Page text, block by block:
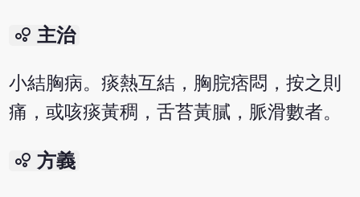
bubble_chart 主治
小結胸病。痰熱互結，胸脘痞悶，按之則
痛，或咳痰黃稠，舌苔黃膩，脈滑數者。
bubble_chart 方義